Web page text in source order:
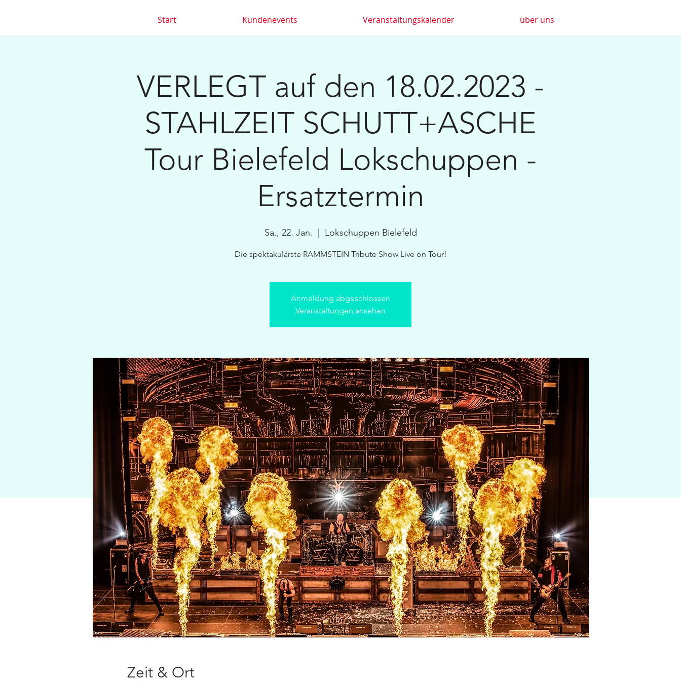
Start Kundenevents Veranstaltungskalender über uns
VERLEGT auf den 18.02.2023 -
STAHLZEIT SCHUTT+ASCHE
Tour Bielefeld Lokschuppen -
Ersatztermin
Sa., 22. Jan. Lokschuppen Bielefeld
Die spektakulärste RAMMSTEIN Tribute Show Live on Tour!
Anmeldung abgeschlossen
Veranstaltungen ansehen
Zeit & Ort